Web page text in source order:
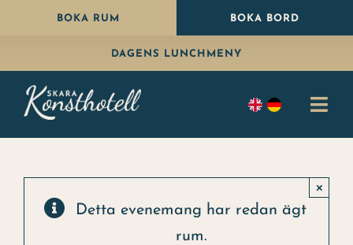
BOKA RUM BOKA BORD
DAGENS LUNCHMENY
Detta evenemang har redan ägt
rum.
×